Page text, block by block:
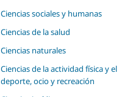
Ciencias sociales y humanas
Ciencias de la salud
Ciencias naturales
Ciencias de la actividad física y el
deporte, ocio y recreación